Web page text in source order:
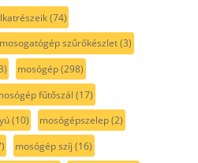
(74)
mosogatógép szűrőkészlet(3)
mosógép(298)
fűtőszál (17)
(10) mosógépszelep(2)
mosógép szíj (16)